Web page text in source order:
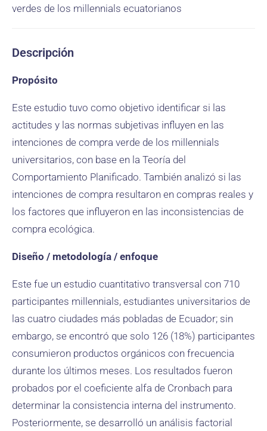
verdes de los millennials ecuatorianos
Descripción
Propósito
Este estudio tuvo como objetivo identificar si las
actitudes y las normas subjetivas influyen en las
intenciones de compra verde de los millennials
universitarios, con base en la Teoría del
Comportamiento Planificado. También analizó si las
intenciones de compra resultaron en compras reales y
los factores que influyeron en las inconsistencias de
compra ecológica.
Diseño / metodología / enfoque
Este fue un estudio cuantitativo transversal con 710
participantes millennials, estudiantes universitarios de
las cuatro ciudades más pobladas de Ecuador; sin
embargo, se encontró que solo 126 (18%) participantes
consumieron productos orgánicos con frecuencia
durante los últimos meses. Los resultados fueron
probados por el coeficiente alfa de Cronbach para
determinar la consistencia interna del instrumento.
Posteriormente, se desarrolló un análisis factorial